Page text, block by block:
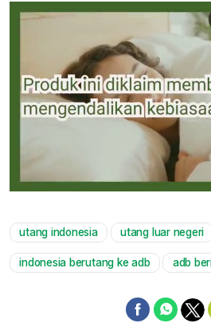
utang indonesia utang luar negeri
indonesia berutang ke adb adb